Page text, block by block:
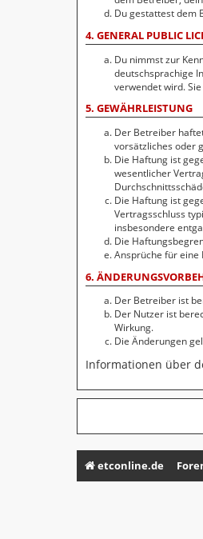
Du gestattest dem
4. GENERAL PUBLIC
Du nimmst zur
deutschsprachige
verwendet wird.
5. GEWÄHRLEISTUNG
Der Betreiber
vorsätzliches oder
Die Haftung ist
wesentlicher
Die Haftung ist
Vertragsschluss
insbesondere
Die
Ansprüche für eine
6.
Der Betreiber ist
Der Nutzer ist
Wirkung.
Die Änderungen
Informationen über
etconline.de